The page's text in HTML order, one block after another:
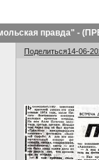
правда" -
Поделиться14-06-